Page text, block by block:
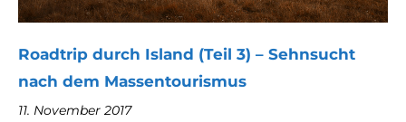
Roadtrip durch Island (Teil 3) – Sehnsucht
nach dem Massentourismus
11. November 2017